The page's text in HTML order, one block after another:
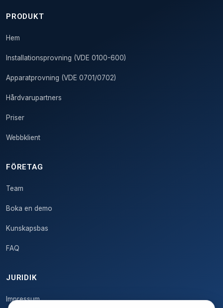
PRODUKT
Hem
Installationsprovning (VDE 0100-600)
Apparatprovning (VDE 0701/0702)
Hårdvarupartners
Priser
Webbklient
FÖRETAG
Team
Boka en demo
Kunskapsbas
FAQ
JURIDIK
Impressum